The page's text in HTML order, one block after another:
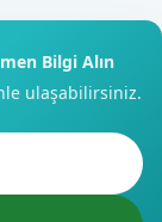
Bilgi Alın
ulaşabilirsiniz.